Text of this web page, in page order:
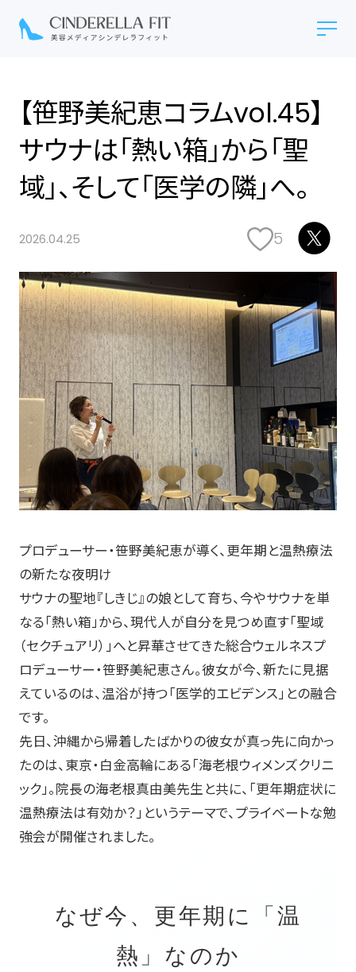
【笹野美紀恵コラムvol.45】
サウナは「熱い箱」から「聖
域」、そして「医学の隣」へ。
2026.04.25 5
プロデューサー・笹野美紀恵が導く、更年期と温熱療法
の新たな夜明け
サウナの聖地『しきじ』の娘として育ち、今やサウナを単
なる「熱い箱」から、現代人が自分を見つめ直す「聖域
（セクチュアリ）」へと昇華させてきた総合ウェルネスプ
ロデューサー・笹野美紀恵さん。彼女が今、新たに見据
えているのは、温浴が持つ「医学的エビデンス」との融合
です。
先日、沖縄から帰着したばかりの彼女が真っ先に向かっ
たのは、東京・白金高輪にある「海老根ウィメンズクリニ
ック」。院長の海老根真由美先生と共に、「更年期症状に
温熱療法は有効か？」というテーマで、プライベートな勉
強会が開催されました。
なぜ今、更年期に「温
熱」なのか